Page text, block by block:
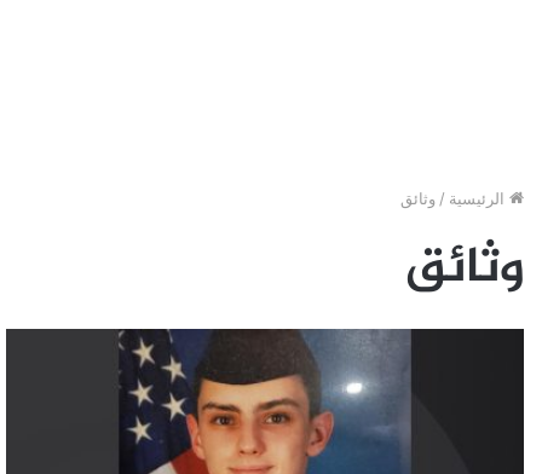
الرئيسية / وثائق
وثائق